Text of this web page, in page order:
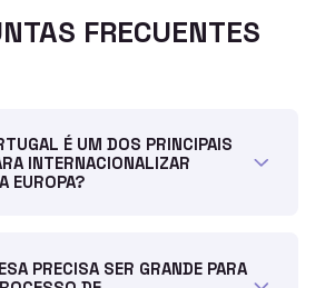
FRECUENTES
É UM DOS PRINCIPAIS
INTERNACIONALIZAR
EUROPA?
PRECISA SER GRANDE PARA